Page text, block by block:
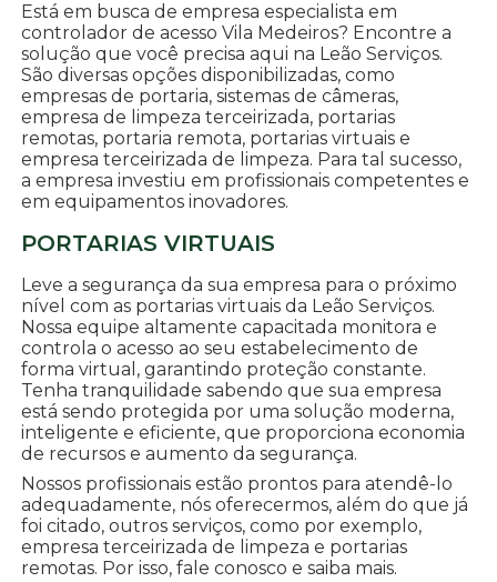
Está em busca de empresa especialista em
controlador de acesso Vila Medeiros? Encontre a
solução que você precisa aqui na Leão Serviços.
São diversas opções disponibilizadas, como
empresas de portaria, sistemas de câmeras,
empresa de limpeza terceirizada, portarias
remotas, portaria remota, portarias virtuais e
empresa terceirizada de limpeza. Para tal sucesso,
a empresa investiu em profissionais competentes e
em equipamentos inovadores.
PORTARIAS VIRTUAIS
Leve a segurança da sua empresa para o próximo
nível com as portarias virtuais da Leão Serviços.
Nossa equipe altamente capacitada monitora e
controla o acesso ao seu estabelecimento de
forma virtual, garantindo proteção constante.
Tenha tranquilidade sabendo que sua empresa
está sendo protegida por uma solução moderna,
inteligente e eficiente, que proporciona economia
de recursos e aumento da segurança.
Nossos profissionais estão prontos para atendê-lo
adequadamente, nós oferecermos, além do que já
foi citado, outros serviços, como por exemplo,
empresa terceirizada de limpeza e portarias
remotas. Por isso, fale conosco e saiba mais.